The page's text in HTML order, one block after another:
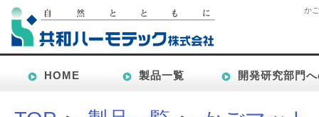
か
HOME 製品一覧 開発研究部門